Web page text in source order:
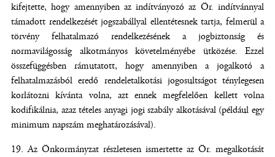
kifejtette, hogy amennyiben az indítványozó az Ör. indítvánnyal
támadott rendelkezését jogszabállyal ellentétesnek tartja, felmerül a
törvény felhatalmazó rendelkezésének a jogbiztonság és
normavilágosság alkotmányos követelményébe ütközése. Ezzel
összefüggésben rámutatott, hogy amennyiben a jogalkotó a
felhatalmazásból eredő rendeletalkotási jogosultságot ténylegesen
korlátozni kívánta volna, azt ennek megfelelően kellett volna
kodifikálnia, azaz tételes anyagi jogi szabály alkotásával (például egy
minimum napszám meghatározásával).
Az Önkormányzat részletesen ismertette az Ör. megalkotását